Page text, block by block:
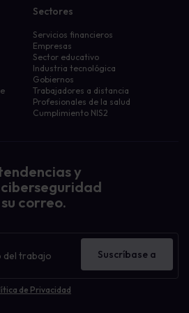
Sectores
Servicios financieros
Empresas
Sector educativo
Industria tecnológica
Gobiernos
Trabajadores a distancia
Profesionales de la salud
Cumplimiento NIS2
y
correo.
de Privacidad
Suscríbase a